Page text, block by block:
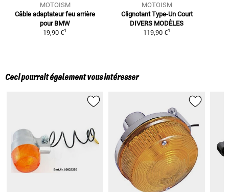
MOTOISM
Câble adaptateur feu arrière
pour BMW
19,90 €1
MOTOISM
Clignotant Type-Un Court
DIVERS MODÈLES
119,90 €1
Ceci pourrait également vous intéresser